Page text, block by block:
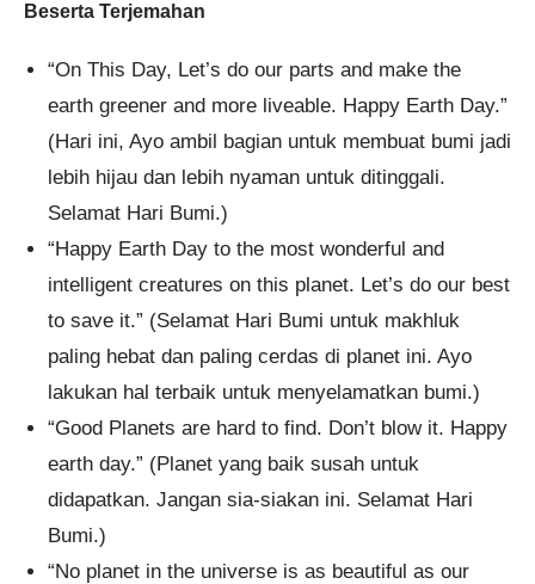
Beserta Terjemahan
“On This Day, Let’s do our parts and make the
earth greener and more liveable. Happy Earth Day.”
(Hari ini, Ayo ambil bagian untuk membuat bumi jadi
lebih hijau dan lebih nyaman untuk ditinggali.
Selamat Hari Bumi.)
“Happy Earth Day to the most wonderful and
intelligent creatures on this planet. Let’s do our best
to save it.” (Selamat Hari Bumi untuk makhluk
paling hebat dan paling cerdas di planet ini. Ayo
lakukan hal terbaik untuk menyelamatkan bumi.)
“Good Planets are hard to find. Don’t blow it. Happy
earth day.” (Planet yang baik susah untuk
didapatkan. Jangan sia-siakan ini. Selamat Hari
Bumi.)
“No planet in the universe is as beautiful as our